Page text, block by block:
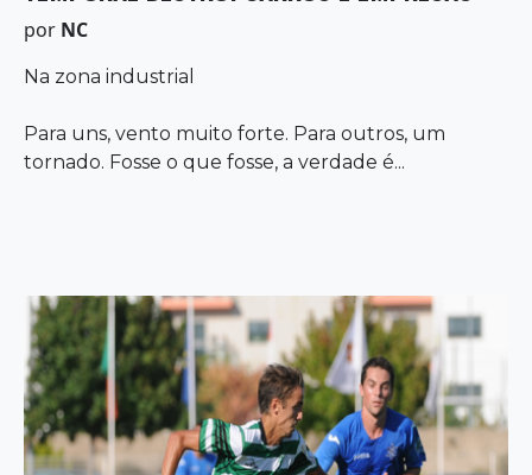
por NC
Na zona industrial
Para uns, vento muito forte. Para outros, um
tornado. Fosse o que fosse, a verdade é...